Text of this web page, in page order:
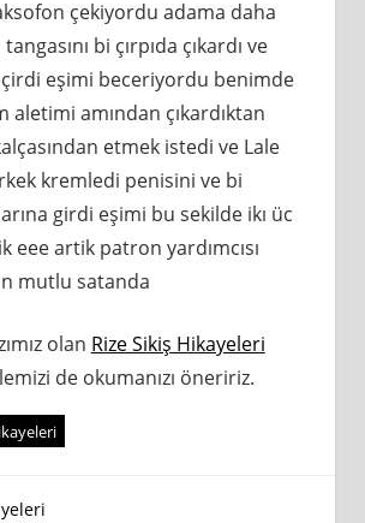
çekiyordu adama daha
bi çırpıda çıkardı ve
eşimi beceriyordu benimde
aletimi amından çıkardıktan
etmek istedi ve Lale
kremledi penisini ve bi
girdi eşimi bu sekilde ikı üc
eee artik patron yardımcısı
mutlu satanda
olan Rize Sikiş Hikayeleri
de okumanızı öneririz.